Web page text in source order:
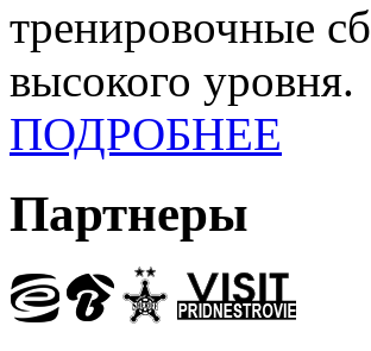
тренировочные
высокого уровня.
ПОДРОБНЕЕ
Партнеры